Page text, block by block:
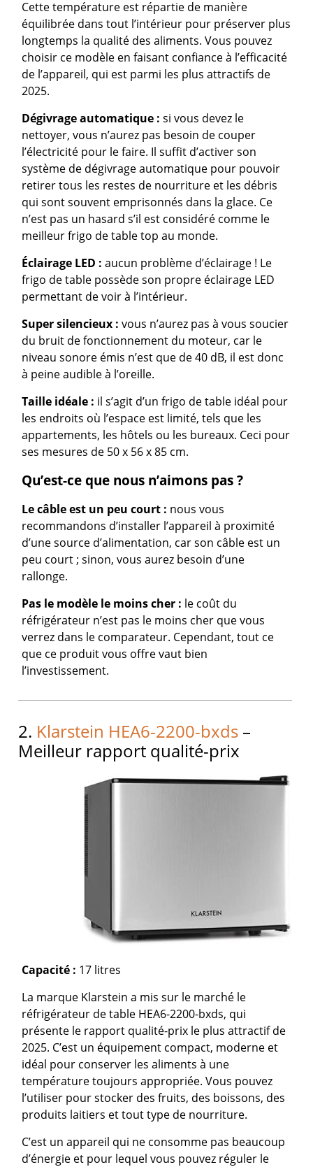
Cette température est répartie de manière
équilibrée dans tout l’intérieur pour préserver plus
longtemps la qualité des aliments. Vous pouvez
choisir ce modèle en faisant confiance à l’efficacité
de l’appareil, qui est parmi les plus attractifs de
2025.
Dégivrage automatique :si vous devez le
nettoyer, vous n’aurez pas besoin de couper
l’électricité pour le faire. Il suffit d’activer son
système de dégivrage automatique pour pouvoir
retirer tous les restes de nourriture et les débris
qui sont souvent emprisonnés dans la glace. Ce
n’est pas un hasard s’il est considéré comme le
meilleur frigo de table top au monde.
Éclairage LED :aucun problème d’éclairage ! Le
frigo de table possède son propre éclairage LED
permettant de voir à l’intérieur.
Super silencieux :vous n’aurez pas à vous soucier
du bruit de fonctionnement du moteur, car le
niveau sonore émis n’est que de 40 dB, il est donc
à peine audible à l’oreille.
Taille idéale : il s’agit d’un frigo de table idéal pour
les endroits où l’espace est limité, tels que les
appartements, les hôtels ou les bureaux. Ceci pour
ses mesures de 50 x 56 x 85 cm.
Qu’est-ce que nous n’aimons pas ?
Le câble est un peu court : nous vous
recommandons d’installer l’appareil à proximité
d’une source d’alimentation, car son câble est un
peu court ; sinon, vous aurez besoin d’une
rallonge.
Pas le modèle le moins cher : le coût du
réfrigérateur n’est pas le moins cher que vous
verrez dans le comparateur. Cependant, tout ce
que ce produit vous offre vaut bien
l’investissement.
2. Klarstein HEA6-2200-bxds –
Meilleur rapport qualité-prix
Capacité : 17 litres
La marque Klarstein a mis sur le marché le
réfrigérateur de table HEA6-2200-bxds, qui
présente le rapport qualité-prix le plus attractif de
2025. C’est un équipement compact, moderne et
idéal pour conserver les aliments à une
température toujours appropriée. Vous pouvez
l’utiliser pour stocker des fruits, des boissons, des
produits laitiers et tout type de nourriture.
C’est un appareil qui ne consomme pas beaucoup
d’énergie et pour lequel vous pouvez réguler le